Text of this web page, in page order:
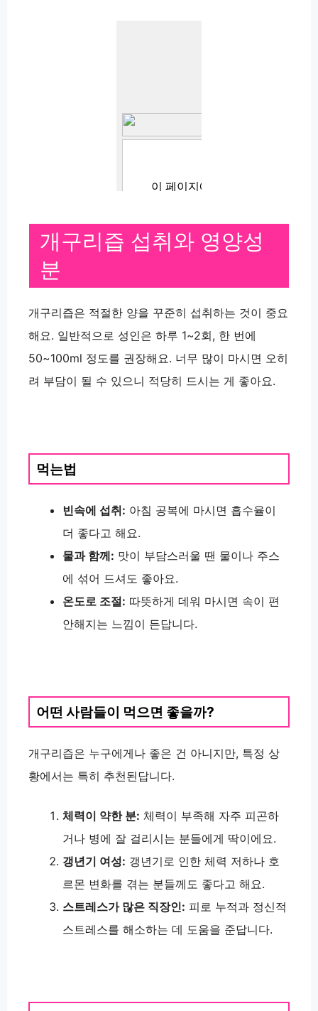
개구리즙 섭취와 영양성
분
개구리즙은 적절한 양을 꾸준히 섭취하는 것이 중요
해요. 일반적으로 성인은 하루 1~2회, 한 번에
50~100ml 정도를 권장해요. 너무 많이 마시면 오히
려 부담이 될 수 있으니 적당히 드시는 게 좋아요.
먹는법
빈속에 섭취: 아침 공복에 마시면 흡수율이
더 좋다고 해요.
물과 함께: 맛이 부담스러울 땐 물이나 주스
에 섞어 드셔도 좋아요.
온도로 조절: 따뜻하게 데워 마시면 속이 편
안해지는 느낌이 든답니다.
어떤 사람들이 먹으면 좋을까?
개구리즙은 누구에게나 좋은 건 아니지만, 특정 상
황에서는 특히 추천된답니다.
체력이 약한 분: 체력이 부족해 자주 피곤하
거나 병에 잘 걸리시는 분들에게 딱이에요.
갱년기 여성: 갱년기로 인한 체력 저하나 호
르몬 변화를 겪는 분들께도 좋다고 해요.
스트레스가 많은 직장인: 피로 누적과 정신적
스트레스를 해소하는 데 도움을 준답니다.